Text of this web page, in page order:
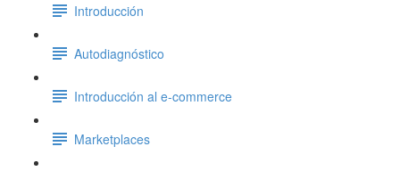
Introducción
Autodiagnóstico
Introducción al e-commerce
Marketplaces